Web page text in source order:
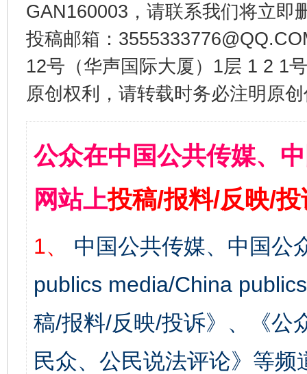
GAN160003，请联系我们将立即
投稿邮箱：
12号（华声国际大厦）1层 1 2 1
原创权利，请转载时务必注明原
公众在中国公共传媒、
网站上投稿/报料/反映/
1、
中国公共传媒、中国公
publics media/China
稿/报料/反映/投诉》、《公
民众、公民说法评论》等